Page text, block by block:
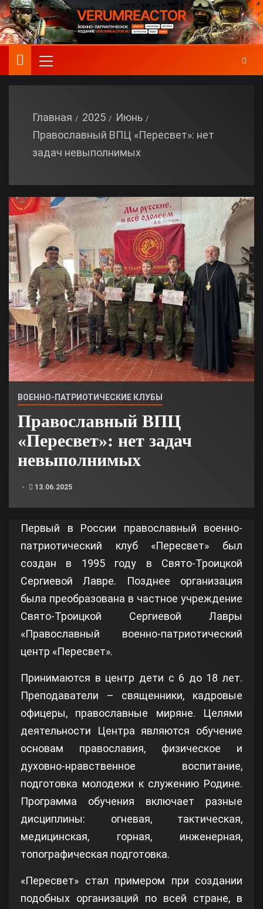
Главная 2025
Июнь
Православный ВПЦ «Пересвет»: нет
задач невыполнимых
ВОЕННО-ПАТРИОТИЧЕСКИЕ КЛУБЫ
Православный ВПЦ
«Пересвет»: нет задач
невыполнимых
13.06.2025
Первый в России православный военно-
патриотический клуб «Пересвет» был
создан в 1995 году в Свято-Троицкой
Сергиевой Лавре. Позднее организация
была преобразована в частное учреждение
Свято-Троицкой Сергиевой Лавры
«Православный военно-патриотический
центр «Пересвет».
Принимаются в центр дети с 6 до 18 лет.
Преподаватели – священники, кадровые
офицеры, православные миряне. Целями
деятельности Центра являются обучение
основам православия, физическое и
духовно-нравственное воспитание,
подготовка молодежи к служению Родине.
Программа обучения включает разные
дисциплины: огневая, тактическая,
медицинская, горная, инженерная,
топографическая подготовка.
«Пересвет» стал примером при создании
подобных организаций по всей стране, в